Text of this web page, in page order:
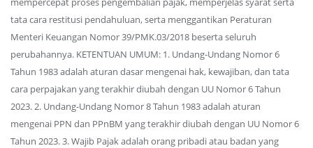
tata cara restitusi pendahuluan, serta menggantikan Peraturan
Menteri Keuangan Nomor 39/PMK.03/2018 beserta seluruh
perubahannya. KETENTUAN UMUM: 1. Undang-Undang Nomor 6
Tahun 1983 adalah aturan dasar mengenai hak, kewajiban, dan tata
cara perpajakan yang terakhir diubah dengan UU Nomor 6 Tahun
2023. 2. Undang-Undang Nomor 8 Tahun 1983 adalah aturan
mengenai PPN dan PPnBM yang terakhir diubah dengan UU Nomor 6
Tahun 2023. 3. Wajib Pajak adalah orang pribadi atau badan yang